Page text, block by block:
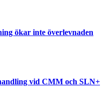
ökar inte överlevnaden
vid CMM och SLN+